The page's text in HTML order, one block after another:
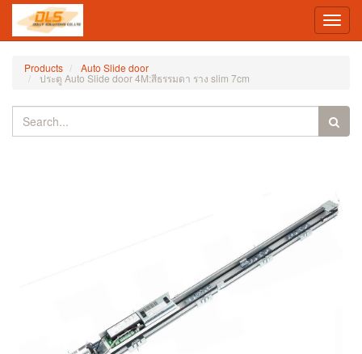
Products Auto Slide door
ประตู Auto Slide door 4M:สีธรรมดา ราง slim 7cm